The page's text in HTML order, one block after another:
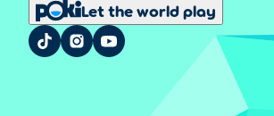
Let the world play